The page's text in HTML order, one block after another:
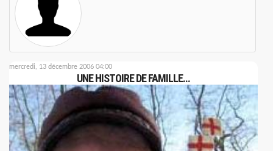
mercredi, 13 décembre 2006 04:00
UNE HISTOIRE DE FAMILLE...